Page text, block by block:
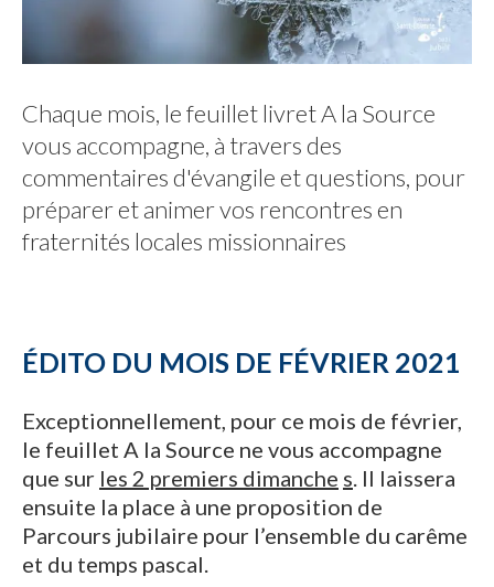
Chaque mois, le feuillet livret A la Source
vous accompagne, à travers des
commentaires d'évangile et questions, pour
préparer et animer vos rencontres en
fraternités locales missionnaires
ÉDITO DU MOIS DE FÉVRIER 2021
Exceptionnellement, pour ce mois de février,
le feuillet A la Source ne vous accompagne
que sur les 2 premiers dimanche s. Il laissera
ensuite la place à une proposition de
Parcours jubilaire pour l’ensemble du carême
et du temps pascal.